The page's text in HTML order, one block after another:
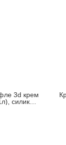
3d крем
силикон